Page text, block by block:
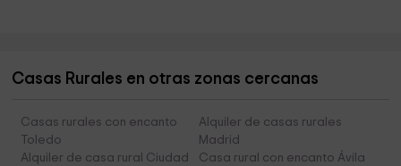
Casas Rurales en otras zonas cercanas
Casas rurales con encanto
Toledo
Alquiler de casas rurales
Madrid
Alquiler de casa rural Ciudad
Casa rural con encanto Ávila